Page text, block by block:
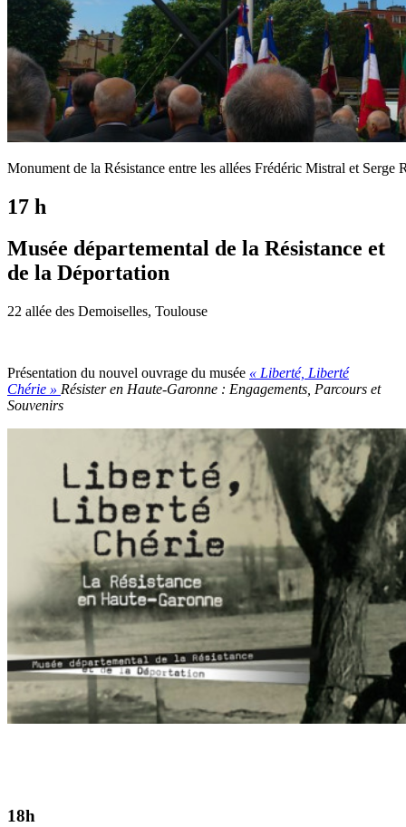
Monument de la Résistance entre les allées Frédéric Mistral et Serge
17 h
Musée départemental de la Résistance et
de la Déportation
22 allée des Demoiselles, Toulouse
Présentation du nouvel ouvrage du musée « Liberté, Liberté
Chérie » Résister en Haute-Garonne : Engagements, Parcours et
Souvenirs
18h